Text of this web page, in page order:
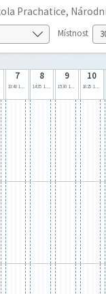
Prachatice,
Místnost
7
13:40 14:25
8
14:35 15:20
9
15:30 16:15
10
16:25 17:10